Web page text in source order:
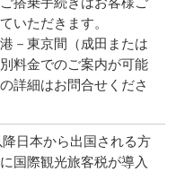
いただきます。
－東京間（成田または
料金でのご案内が可能
詳細はお問合せくださ
日本から出国される方
国際観光旅客税が導入